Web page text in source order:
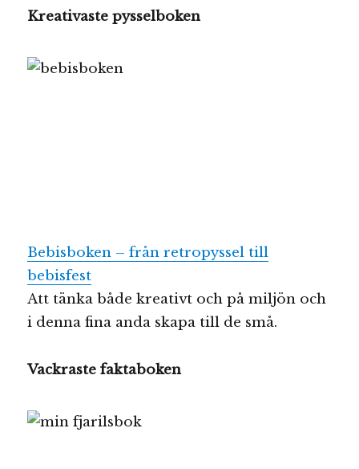
Kreativaste pysselboken
Bebisboken – från retropyssel till
bebisfest
Att tänka både kreativt och på miljön och
i denna fina anda skapa till de små.
Vackraste faktaboken